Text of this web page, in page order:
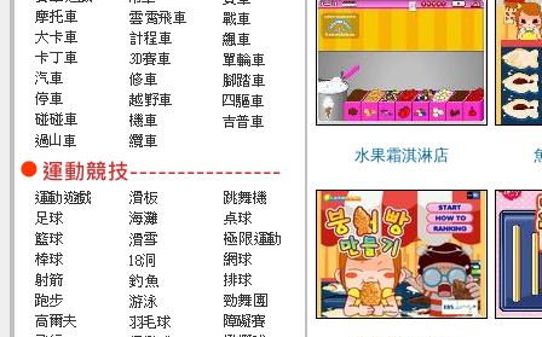
水果霜淇淋店